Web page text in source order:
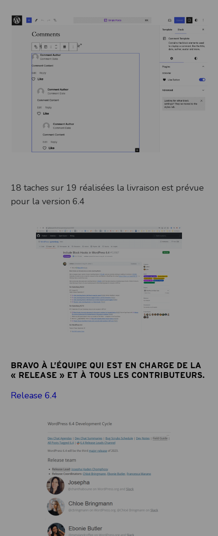
18 taches sur 19 réalisées la livraison est prévue
pour la version 6.4
BRAVO À L’ÉQUIPE QUI EST EN CHARGE DE LA
« RELEASE » ET À TOUS LES CONTRIBUTEURS.
Release 6.4